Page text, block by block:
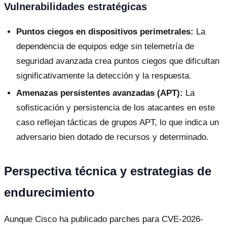
Vulnerabilidades estratégicas
Puntos ciegos en dispositivos perimetrales: La
dependencia de equipos edge sin telemetría de
seguridad avanzada crea puntos ciegos que dificultan
significativamente la detección y la respuesta.
Amenazas persistentes avanzadas (APT): La
sofisticación y persistencia de los atacantes en este
caso reflejan tácticas de grupos APT, lo que indica un
adversario bien dotado de recursos y determinado.
Perspectiva técnica y estrategias de
endurecimiento
Aunque Cisco ha publicado parches para CVE-2026-